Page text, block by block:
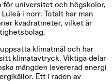
för universitet och högskolor,
i norr. Totalt har man
kvadratmeter, vilket är
klimatmål och har
klimatavtryck. Viktiga delar
mängden levererad energi
Ett i raden av